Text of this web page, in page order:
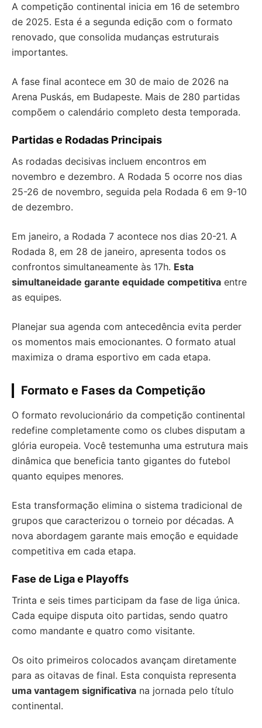
A competição continental inicia em 16 de setembro
de 2025. Esta é a segunda edição com o formato
renovado, que consolida mudanças estruturais
importantes.
A fase final acontece em 30 de maio de 2026 na
Arena Puskás, em Budapeste. Mais de 280 partidas
compõem o calendário completo desta temporada.
Partidas e Rodadas Principais
As rodadas decisivas incluem encontros em
novembro e dezembro. A Rodada 5 ocorre nos dias
25-26 de novembro, seguida pela Rodada 6 em 9-10
de dezembro.
Em janeiro, a Rodada 7 acontece nos dias 20-21. A
Rodada 8, em 28 de janeiro, apresenta todos os
confrontos simultaneamente às 17h. Esta
simultaneidade garante equidade competitiva entre
as equipes.
Planejar sua agenda com antecedência evita perder
os momentos mais emocionantes. O formato atual
maximiza o drama esportivo em cada etapa.
Formato e Fases da Competição
O formato revolucionário da competição continental
redefine completamente como os clubes disputam a
glória europeia. Você testemunha uma estrutura mais
dinâmica que beneficia tanto gigantes do futebol
quanto equipes menores.
Esta transformação elimina o sistema tradicional de
grupos que caracterizou o torneio por décadas. A
nova abordagem garante mais emoção e equidade
competitiva em cada etapa.
Fase de Liga e Playoffs
Trinta e seis times participam da fase de liga única.
Cada equipe disputa oito partidas, sendo quatro
como mandante e quatro como visitante.
Os oito primeiros colocados avançam diretamente
para as oitavas de final. Esta conquista representa
uma vantagem significativa na jornada pelo título
continental.